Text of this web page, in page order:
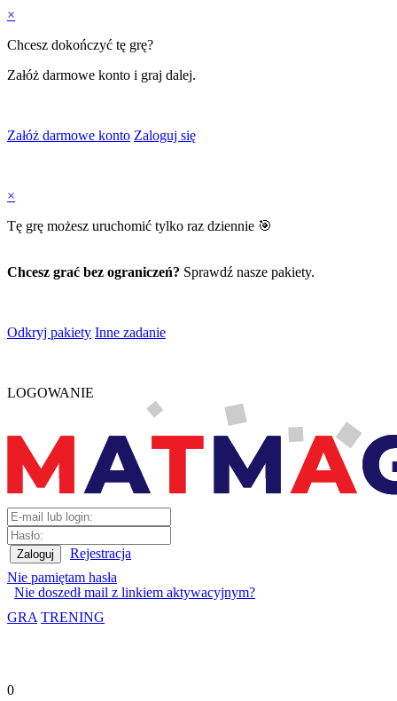
×
Chcesz dokończyć tę grę?
Załóż darmowe konto i graj dalej.
Załóż darmowe konto Zaloguj się
×
Tę grę możesz uruchomić tylko raz dziennie 🎯
Chcesz grać bez ograniczeń? Sprawdź nasze pakiety.
Odkryj pakiety Inne zadanie
LOGOWANIE
Rejestracja
Nie pamiętam hasła
Nie doszedł mail z linkiem aktywacyjnym?
GRA TRENING
0